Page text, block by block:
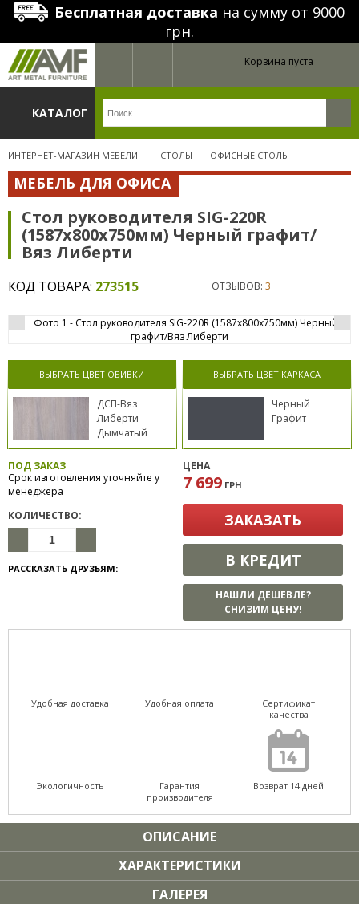
Бесплатная доставка на сумму от 9000
грн.
Корзина пуста
КАТАЛОГ
ИНТЕРНЕТ-МАГАЗИН МЕБЕЛИ СТОЛЫ ОФИСНЫЕ СТОЛЫ
МЕБЕЛЬ ДЛЯ ОФИСА
Стол руководителя SIG-220R
(1587х800х750мм) Черный графит/
Вяз Либерти
КОД ТОВАРА: 273515 ОТЗЫВОВ: 3
ВЫБРАТЬ ЦВЕТ ОБИВКИ
ДСП-Вяз
Либерти
Дымчатый
ВЫБРАТЬ ЦВЕТ КАРКАСА
Черный
Графит
ПОД ЗАКАЗ
Срок изготовления уточняйте у
менеджера
КОЛИЧЕСТВО:
РАССКАЗАТЬ ДРУЗЬЯМ:
ЦЕНА
7 699 ГРН
ЗАКАЗАТЬ
В КРЕДИТ
НАШЛИ ДЕШЕВЛЕ?
СНИЗИМ ЦЕНУ!
Удобная доставка Удобная оплата
Сертификат
качества
Экологичность
Гарантия
производителя
Возврат 14 дней
ОПИСАНИЕ
ХАРАКТЕРИСТИКИ
ГАЛЕРЕЯ